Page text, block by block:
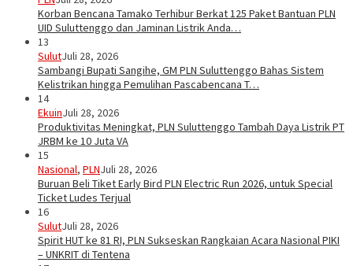
Korban Bencana Tamako Terhibur Berkat 125 Paket Bantuan PLN
UID Suluttenggo dan Jaminan Listrik Anda…
13
SulutJuli 28, 2026
Sambangi Bupati Sangihe, GM PLN Suluttenggo Bahas Sistem
Kelistrikan hingga Pemulihan Pascabencana T…
14
EkuinJuli 28, 2026
Produktivitas Meningkat, PLN Suluttenggo Tambah Daya Listrik PT
JRBM ke 10 Juta VA
15
Nasional, PLNJuli 28, 2026
Buruan Beli Tiket Early Bird PLN Electric Run 2026, untuk Special
Ticket Ludes Terjual
16
SulutJuli 28, 2026
Spirit HUT ke 81 RI, PLN Sukseskan Rangkaian Acara Nasional PIKI
– UNKRIT di Tentena